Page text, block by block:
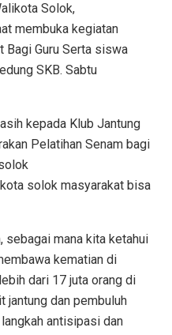
Solok,
membuka kegiatan
Bagi Guru Serta siswa
SKB. Sabtu
kepada Klub Jantung
Pelatihan Senam bagi
solok masyarakat bisa
sebagai mana kita ketahui
kematian di
dari 17 juta orang di
jantung dan pembuluh
antisipasi dan